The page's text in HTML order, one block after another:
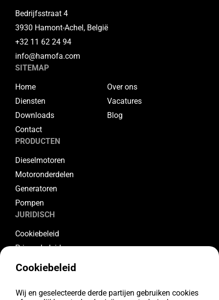
Bedrijfsstraat 4
3930 Hamont-Achel, België
+32 11 62 24 94
info@hamofa.com
SITEMAP
Home
Over ons
Diensten
Vacatures
Downloads
Blog
Contact
PRODUCTEN
Dieselmotoren
Motoronderdelen
Generatoren
Pompen
JURIDISCH
Cookiebeleid
Privacybeleid
Algemene voorwaarden
Retourvoorwaarden
Cookiebeleid
Wij en geselecteerde derde partijen gebruiken cookies